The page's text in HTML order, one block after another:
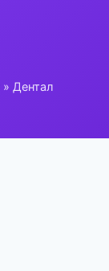
» Дентал